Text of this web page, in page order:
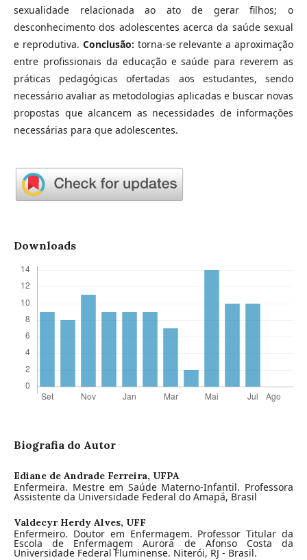
sexualidade relacionada ao ato de gerar filhos; o
desconhecimento dos adolescentes acerca da saúde sexual
e reprodutiva. Conclusão: torna-se relevante a aproximação
entre profissionais da educação e saúde para reverem as
práticas pedagógicas ofertadas aos estudantes, sendo
necessário avaliar as metodologias aplicadas e buscar novas
propostas que alcancem as necessidades de informações
necessárias para que adolescentes.
Downloads
Biografia do Autor
Ediane de Andrade Ferreira, UFPA
Enfermeira. Mestre em Saúde Materno-Infantil. Professora
Assistente da Universidade Federal do Amapá, Brasil
Valdecyr Herdy Alves, UFF
Enfermeiro. Doutor em Enfermagem. Professor Titular da
Escola de Enfermagem Aurora de Afonso Costa da
Universidade Federal Fluminense. Niterói, RJ - Brasil.